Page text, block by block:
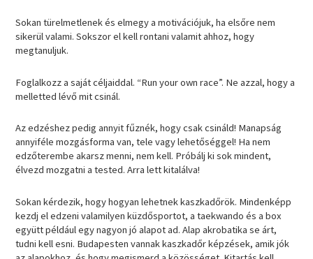
Sokan türelmetlenek és elmegy a motivációjuk, ha elsőre nem
sikerül valami. Sokszor el kell rontani valamit ahhoz, hogy
megtanuljuk.
Foglalkozz a saját céljaiddal. “Run your own race”. Ne azzal, hogy a
melletted lévő mit csinál.
Az edzéshez pedig annyit fűznék, hogy csak csináld! Manapság
annyiféle mozgásforma van, tele vagy lehetőséggel! Ha nem
edzőterembe akarsz menni, nem kell. Próbálj ki sok mindent,
élvezd mozgatni a tested. Arra lett kitalálva!
Sokan kérdezik, hogy hogyan lehetnek kaszkadőrök. Mindenképp
kezdj el edzeni valamilyen küzdősportot, a taekwando és a box
együtt például egy nagyon jó alapot ad. Alap akrobatika se árt,
tudni kell esni. Budapesten vannak kaszkadőr képzések, amik jók